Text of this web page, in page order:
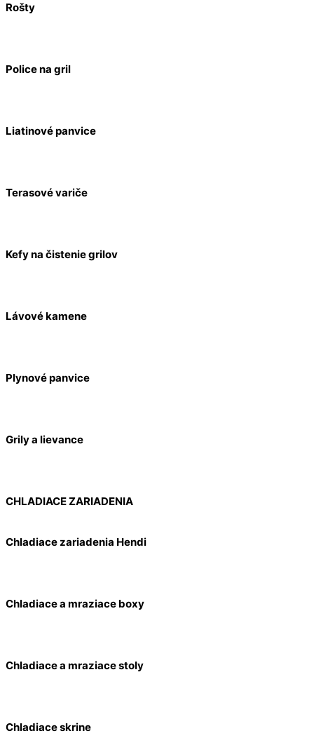
Rošty
Police na gril
Liatinové panvice
Terasové variče
Kefy na čistenie grilov
Lávové kamene
Plynové panvice
Grily a lievance
CHLADIACE ZARIADENIA
Chladiace zariadenia Hendi
Chladiace a mraziace boxy
Chladiace a mraziace stoly
Chladiace skrine